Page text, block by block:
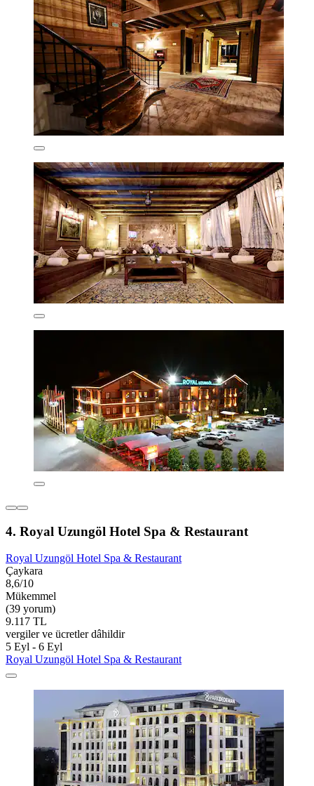
4. Royal Uzungöl Hotel Spa & Restaurant
Royal Uzungöl Hotel Spa & Restaurant
Çaykara
8,6/10
Mükemmel
(39 yorum)
9.117 TL
vergiler ve ücretler dâhildir
5 Eyl - 6 Eyl
Royal Uzungöl Hotel Spa & Restaurant